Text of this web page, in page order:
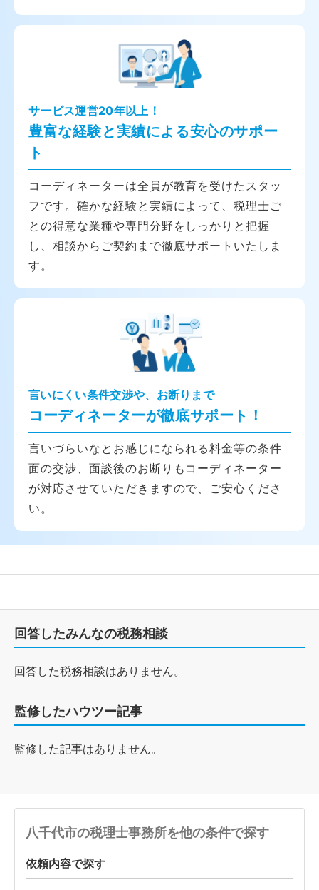
サービス運営20年以上！
豊富な経験と実績による安心のサポー
ト
コーディネーターは全員が教育を受けたスタッ
フです。確かな経験と実績によって、税理士ご
との得意な業種や専門分野をしっかりと把握
し、相談からご契約まで徹底サポートいたしま
す。
言いにくい条件交渉や、お断りまで
コーディネーターが徹底サポート！
言いづらいなとお感じになられる料金等の条件
面の交渉、面談後のお断りもコーディネーター
が対応させていただきますので、ご安心くださ
い。
回答したみんなの税務相談
回答した税務相談はありません。
監修したハウツー記事
監修した記事はありません。
八千代市の税理士事務所を他の条件で探す
依頼内容で探す